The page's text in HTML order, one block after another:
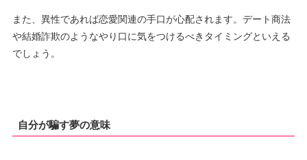
また、異性であれば恋愛関連の手口が心配されます。デート商法
や結婚詐欺のようなやり口に気をつけるべきタイミングといえる
でしょう。
自分が騙す夢の意味